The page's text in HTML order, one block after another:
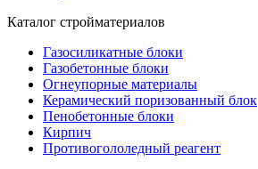
Каталог стройматериалов
Газосиликатные блоки
Газобетонные блоки
Огнеупорные материалы
Керамический поризованный блок
Пенобетонные блоки
Кирпич
Противогололедный реагент